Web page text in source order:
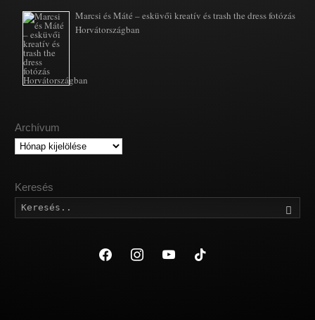
Marcsi és Máté – esküvői kreatív és trash the dress fotózás
Horvátországban
Archívum
Archívum
Keresés
facebook instagram youtube tiktok